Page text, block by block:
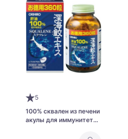
5
100% сквален из печени
акулы для иммунитета